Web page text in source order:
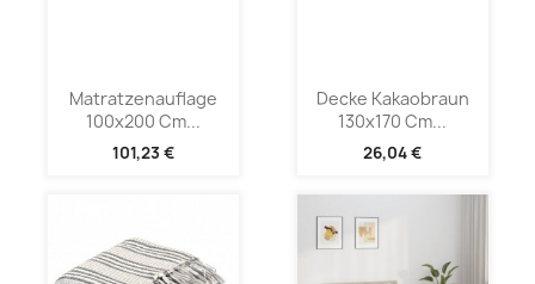
Matratzenauflage
100x200 Cm...
101,23 €
Decke Kakaobraun
130x170 Cm...
26,04 €